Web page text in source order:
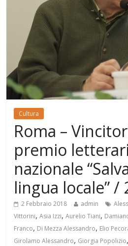
Cultura
Roma –
premio
nazionale
lingua locale” /
2 Febbraio 2018 admin
Vittorini,Asia Izzi,Aurelio Tiani,
Franco, Di Mezza Alessandro, Elio
Girolamo Alessandro, Giorgia Popolizio,